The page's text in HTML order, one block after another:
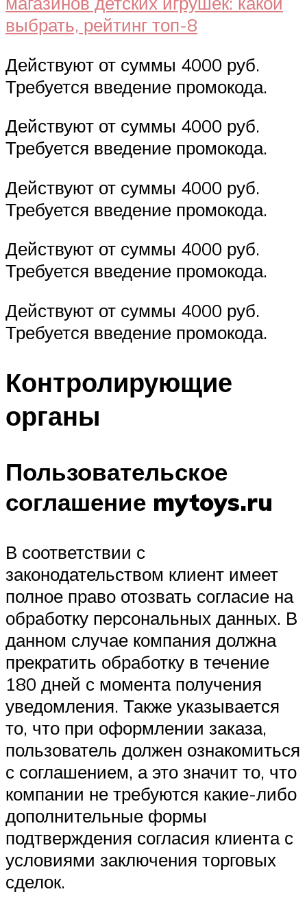
Действуют от суммы 4000 руб.
Требуется введение промокода.
Действуют от суммы 4000 руб.
Требуется введение промокода.
Действуют от суммы 4000 руб.
Требуется введение промокода.
Действуют от суммы 4000 руб.
Требуется введение промокода.
Действуют от суммы 4000 руб.
Требуется введение промокода.
Контролирующие
органы
Пользовательское
соглашение mytoys.ru
В соответствии с
законодательством клиент имеет
полное право отозвать согласие на
обработку персональных данных. В
данном случае компания должна
прекратить обработку в течение
180 дней с момента получения
уведомления. Также указывается
то, что при оформлении заказа,
пользователь должен ознакомиться
с соглашением, а это значит то, что
компании не требуются какие-либо
дополнительные формы
подтверждения согласия клиента с
условиями заключения торговых
сделок.